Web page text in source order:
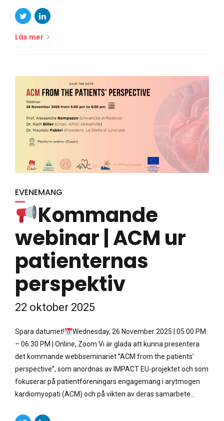
Läs mer
EVENEMANG
Kommande
webinar | ACM ur
patienternas
perspektiv
22 oktober 2025
Spara datumet!
Wednesday, 26 November 2025 | 05:00 PM
– 06:30 PM | Online, Zoom Vi är glada att kunna presentera
det kommande webbseminariet ”ACM from the patients’
perspective”, som anordnas av IMPACT EU-projektet och som
fokuserar på patientföreningars engagemang i arytmogen
kardiomyopati (ACM) och på vikten av deras samarbete...